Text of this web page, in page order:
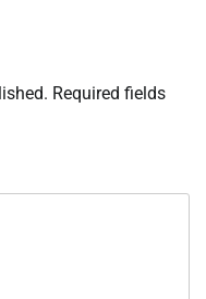
Required fields